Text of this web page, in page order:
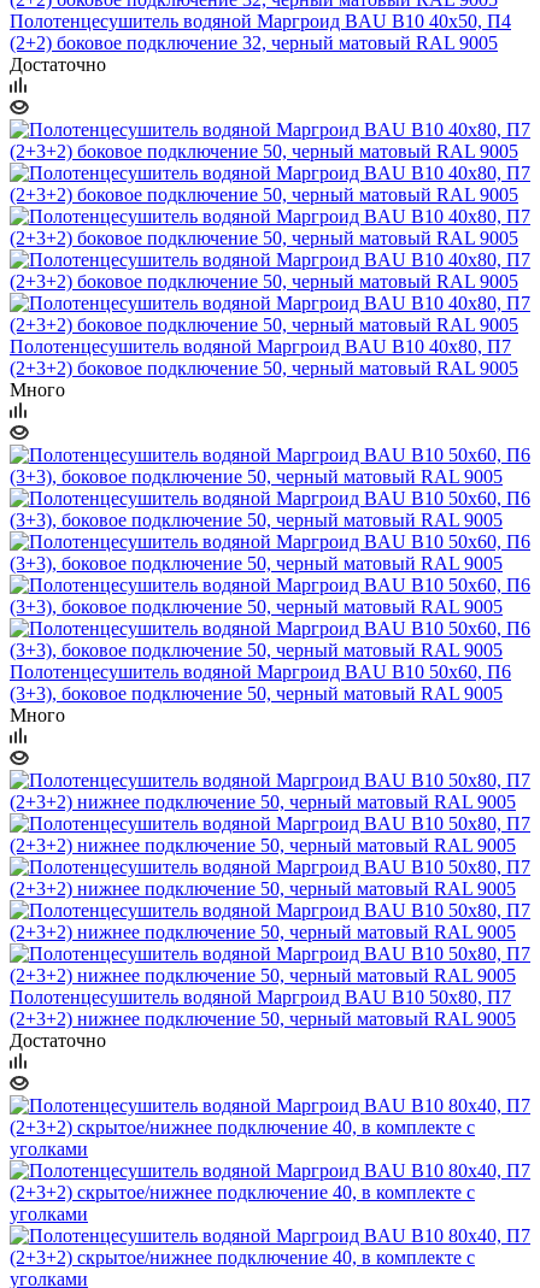
Полотенцесушитель водяной Маргроид BAU В10 40х50, П4
(2+2) боковое подключение 32, черный матовый RAL 9005
Достаточно
Полотенцесушитель водяной Маргроид BAU В10 40х80, П7
(2+3+2) боковое подключение 50, черный матовый RAL 9005
Много
Полотенцесушитель водяной Маргроид BAU В10 50х60, П6
(3+3), боковое подключение 50, черный матовый RAL 9005
Много
Полотенцесушитель водяной Маргроид BAU В10 50х80, П7
(2+3+2) нижнее подключение 50, черный матовый RAL 9005
Достаточно